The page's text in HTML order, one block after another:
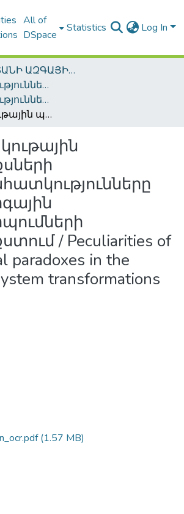
All of
DSpace
Statistics Log In
ՀԱՅԱՍՏԱՆԻ ԱԶԳԱՅԻՆ ԳՐԱԴԱՐԱՆԻ ԹՎԱՅԻՆ ՊԱՀՈՑ / DIGITAL REPOSITORY OF NLA
Ատենախոսություններ և սեղմագրեր / Theses & Abstracts
Ատենախոսություններ և սեղմագրեր / Theses & Abstracts
Սոցիոմշակութային պարադոքսների առանձնահատկությունները համակարգային փոխակերպումների համատեքստում / Peculiarities of sociocultural paradoxes in the context of system transformations
/ Peculiarities of
paradoxes in the
transformations
(1.57 MB)